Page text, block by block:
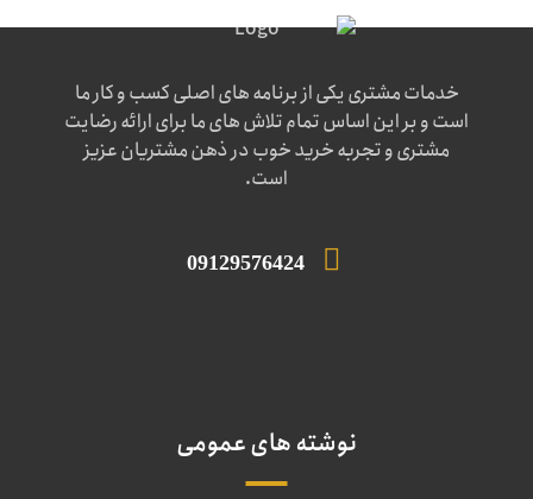
خدمات مشتری یکی از برنامه های اصلی کسب و کار ما
است و بر این اساس تمام تلاش های ما برای ارائه رضایت
مشتری و تجربه خرید خوب در ذهن مشتریان عزیز
است.
09129576424
نوشته های عمومی